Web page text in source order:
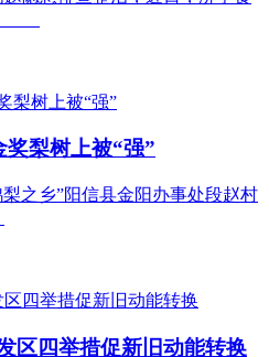
奖梨树上被“强”
之乡”阳信县金阳办事处段赵村
区四举措促新旧动能转换